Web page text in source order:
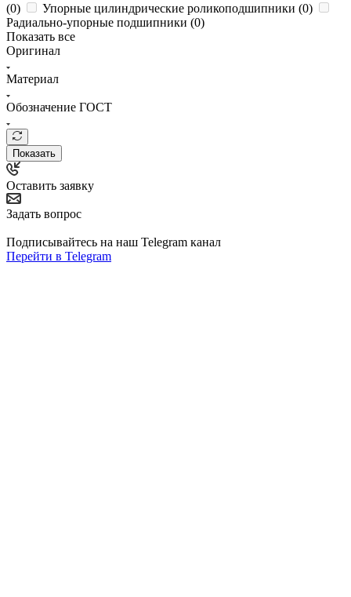
(0) Упорные цилиндрические роликоподшипники (0)
Радиально-упорные подшипники (0)
Показать все
Оригинал
Материал
Обозначение ГОСТ
Показать
Оставить заявку
Задать вопрос
Подписывайтесь на наш Telegram канал
Перейти в Telegram